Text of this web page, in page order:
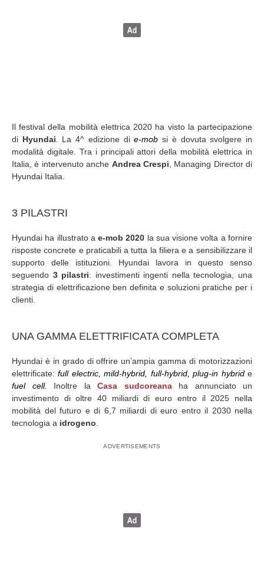
Il festival della mobilità elettrica 2020 ha visto la partecipazione
di Hyundai . La 4^ edizione die-mob si è dovuta svolgere in
modalità digitale. Tra i principali attori della mobilità elettrica in
Italia, è intervenuto anche Andrea Crespi , Managing Director di
Hyundai Italia.
3 PILASTRI
Hyundai ha illustrato ae-mob 2020 la sua visione volta a fornire
risposte concrete e praticabili a tutta la filiera e a sensibilizzare il
supporto delle istituzioni. Hyundai lavora in questo senso
seguendo 3 pilastri: investimenti ingenti nella tecnologia, una
strategia di elettrificazione ben definita e soluzioni pratiche per i
clienti.
UNA GAMMA ELETTRIFICATA COMPLETA
Hyundai è in grado di offrire un’ampia gamma di motorizzazioni
elettrificate:full electric, mild-hybrid, full-hybrid, plug-in hybride
fuel cell.
Inoltre la Casa sudcoreanaha annunciato un
investimento di oltre 40 miliardi di euro entro il 2025 nella
mobilità del futuro e di 6,7 miliardi di euro entro il 2030 nella
tecnologia a idrogeno